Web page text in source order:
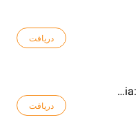
دریافت
Trial Mania: Motorcycle Games
دریافت